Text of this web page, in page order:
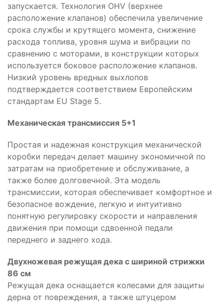
запускается. Технология OHV (верхнее
расположение клапанов) обеспечила увеличение
срока службы и крутящего момента, снижение
расхода топлива, уровня шума и вибрации по
сравнению с моторами, в конструкции которых
используется боковое расположение клапанов.
Низкий уровень вредных выхлопов
подтверждается соответствием Европейским
стандартам EU Stage 5.
Механическая трансмиссия 5+1
Простая и надежная конструкция механической
коробки передач делает машину экономичной по
затратам на приобретение и обслуживание, а
также более долговечной. Эта модель
трансмиссии, которая обеспечивает комфортное и
безопасное вождение, легкую и интуитивно
понятную регулировку скорости и направления
движения при помощи сдвоенной педали
переднего и заднего хода.
Двухножевая режущая дека с шириной стрижки
86 см
Режущая дека оснащается колесами для защиты
дерна от повреждения, а также штуцером